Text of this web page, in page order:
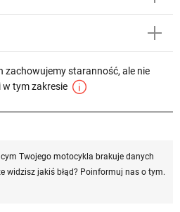
zachowujemy staranność, ale nie
tym zakresie
Twojego motocykla brakuje danych
widzisz jakiś błąd? Poinformuj nas o tym.